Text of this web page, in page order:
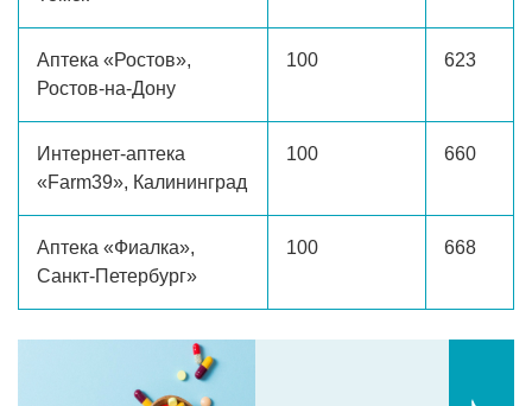
Аптека «Ростов»,
Ростов-на-Дону
100 623
Интернет-аптека
«Farm39», Калининград
100 660
Аптека «Фиалка»,
Санкт-Петербург»
100 668